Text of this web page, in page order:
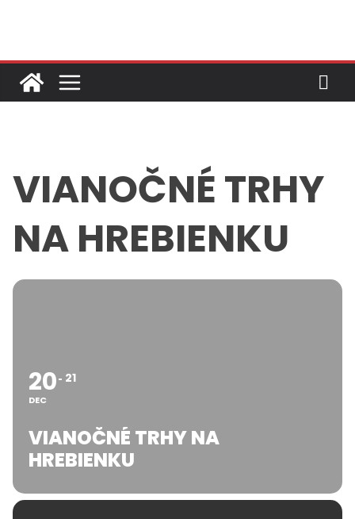
VIANOČNÉ TRHY
NA HREBIENKU
20
DEC
21
VIANOČNÉ TRHY NA
HREBIENKU